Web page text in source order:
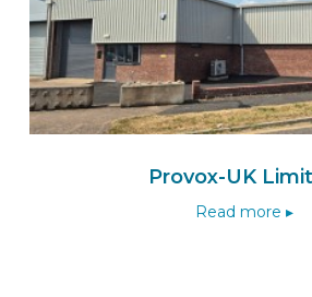
Provox-UK
Read more ▸